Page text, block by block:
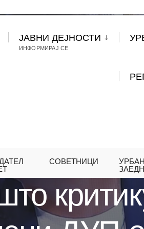
ЈАВНИ ДЕЈНОСТИ
ИНФОРМИРАЈ СЕ
СОВЕТНИЦИ
ИМАЛ 3,5 ГОДИНИ ДА ГО